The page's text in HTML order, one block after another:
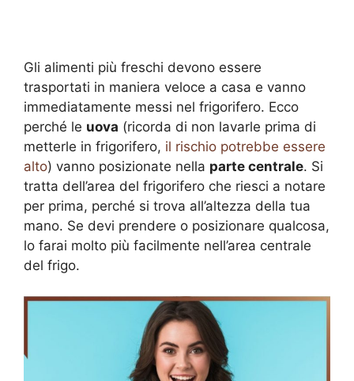
Gli alimenti più freschi devono essere
trasportati in maniera veloce a casa e vanno
immediatamente messi nel frigorifero. Ecco
perché le uova (ricorda di non lavarle prima di
metterle in frigorifero, il rischio potrebbe essere
alto) vanno posizionate nella parte centrale. Si
tratta dell’area del frigorifero che riesci a notare
per prima, perché si trova all’altezza della tua
mano. Se devi prendere o posizionare qualcosa,
lo farai molto più facilmente nell’area centrale
del frigo.